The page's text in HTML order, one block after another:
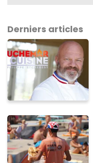
Derniers articles